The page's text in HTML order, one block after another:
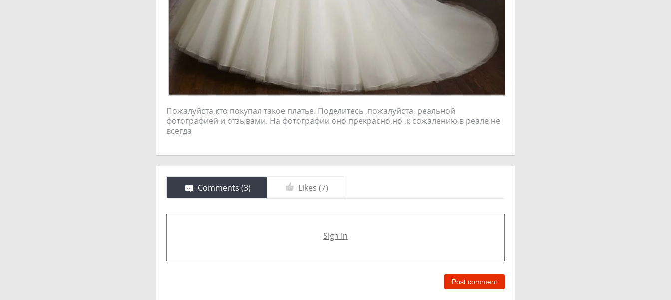
Пожалуйста,кто покупал такое платье. Поделитесь ,пожалуйста, реальной
фотографией и отзывами. На фотографии оно прекрасно,но ,к сожалению,в реале не
всегда
Comments (3) Likes (7)
Sign In
Post comment